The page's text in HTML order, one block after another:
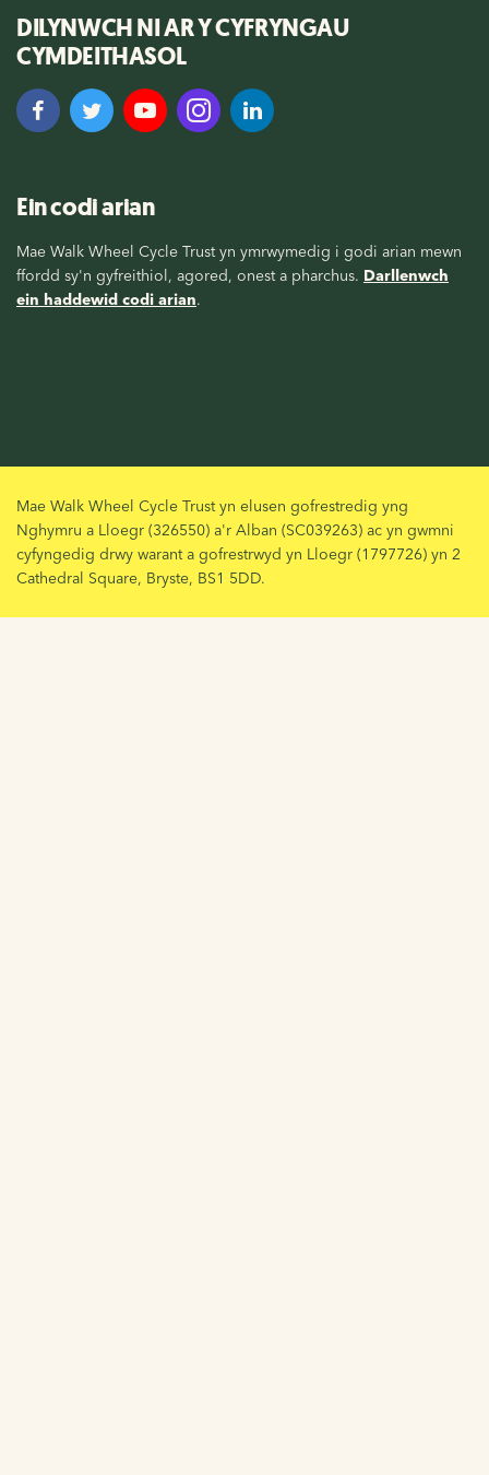
DILYNWCH NI AR Y CYFRYNGAU
CYMDEITHASOL
Ein codi arian
Mae Walk Wheel Cycle Trust yn ymrwymedig i godi arian mewn
ffordd sy'n gyfreithiol, agored, onest a pharchus. Darllenwch
ein haddewid codi arian.
Mae Walk Wheel Cycle Trust yn elusen gofrestredig yng
Nghymru a Lloegr (326550) a'r Alban (SC039263) ac yn gwmni
cyfyngedig drwy warant a gofrestrwyd yn Lloegr (1797726) yn 2
Cathedral Square, Bryste, BS1 5DD.